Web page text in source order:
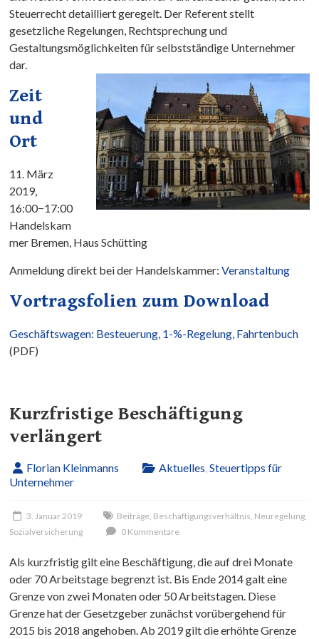
Steuerrecht detailliert geregelt. Der Referent stellt
gesetzliche Regelungen, Rechtsprechung und
Gestaltungsmöglichkeiten für selbstständige Unternehmer
dar.
Zeit
und
Ort
11. März
2019,
16:00−17:00
Handelskam
mer Bremen, Haus Schütting
Anmeldung direkt bei der Handelskammer:Veranstaltung
Vortragsfolien zum Download
Geschäftswagen: Besteuerung, 1-%-Regelung, Fahrtenbuch
(PDF)
Kurzfristige Beschäftigung
verlängert
Florian Kleinmanns Aktuelles,Steuertipps für
Unternehmer
3. Januar 2019 Beiträge Beschäftigungsverhältnis Neuregelung
Sozialversicherung
0 Kommentare
Als kurzfristig gilt eine Beschäftigung, die auf drei Monate
oder 70 Arbeitstage begrenzt ist. Bis Ende 2014 galt eine
Grenze von zwei Monaten oder 50 Arbeitstagen. Diese
Grenze hat der Gesetzgeber zunächst vorübergehend für
2015 bis 2018 angehoben. Ab 2019 gilt die erhöhte Grenze